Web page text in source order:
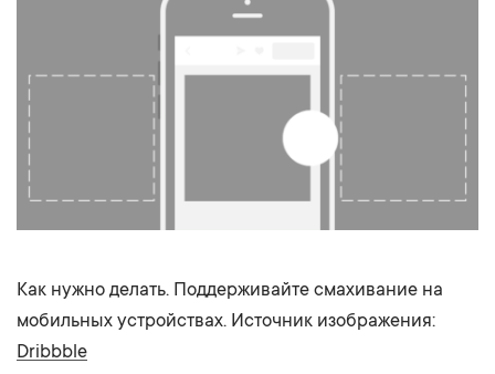
Как нужно делать. Поддерживайте смахивание на
мобильных устройствах. Источник изображения:
Dribbble